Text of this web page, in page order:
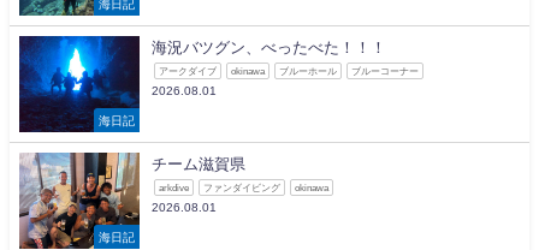
海日記
海日記
海況バツグン、べったべた！！！
アークダイブ okinawa ブルーホール ブルーコーナー
2026.08.01
海日記
チーム滋賀県
arkdive ファンダイビング okinawa
2026.08.01